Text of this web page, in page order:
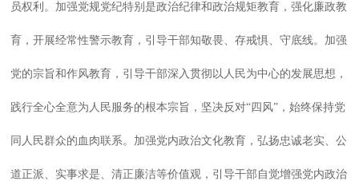
员权利。加强党规党纪特别是政治纪律和政治规矩教育，强化廉政教
育，开展经常性警示教育，引导干部知敬畏、存戒惧、守底线。加强
党的宗旨和作风教育，引导干部深入贯彻以人民为中心的发展思想，
践行全心全意为人民服务的根本宗旨，坚决反对“四风”，始终保持党
同人民群众的血肉联系。加强党内政治文化教育，弘扬忠诚老实、公
道正派、实事求是、清正廉洁等价值观，引导干部自觉增强党内政治